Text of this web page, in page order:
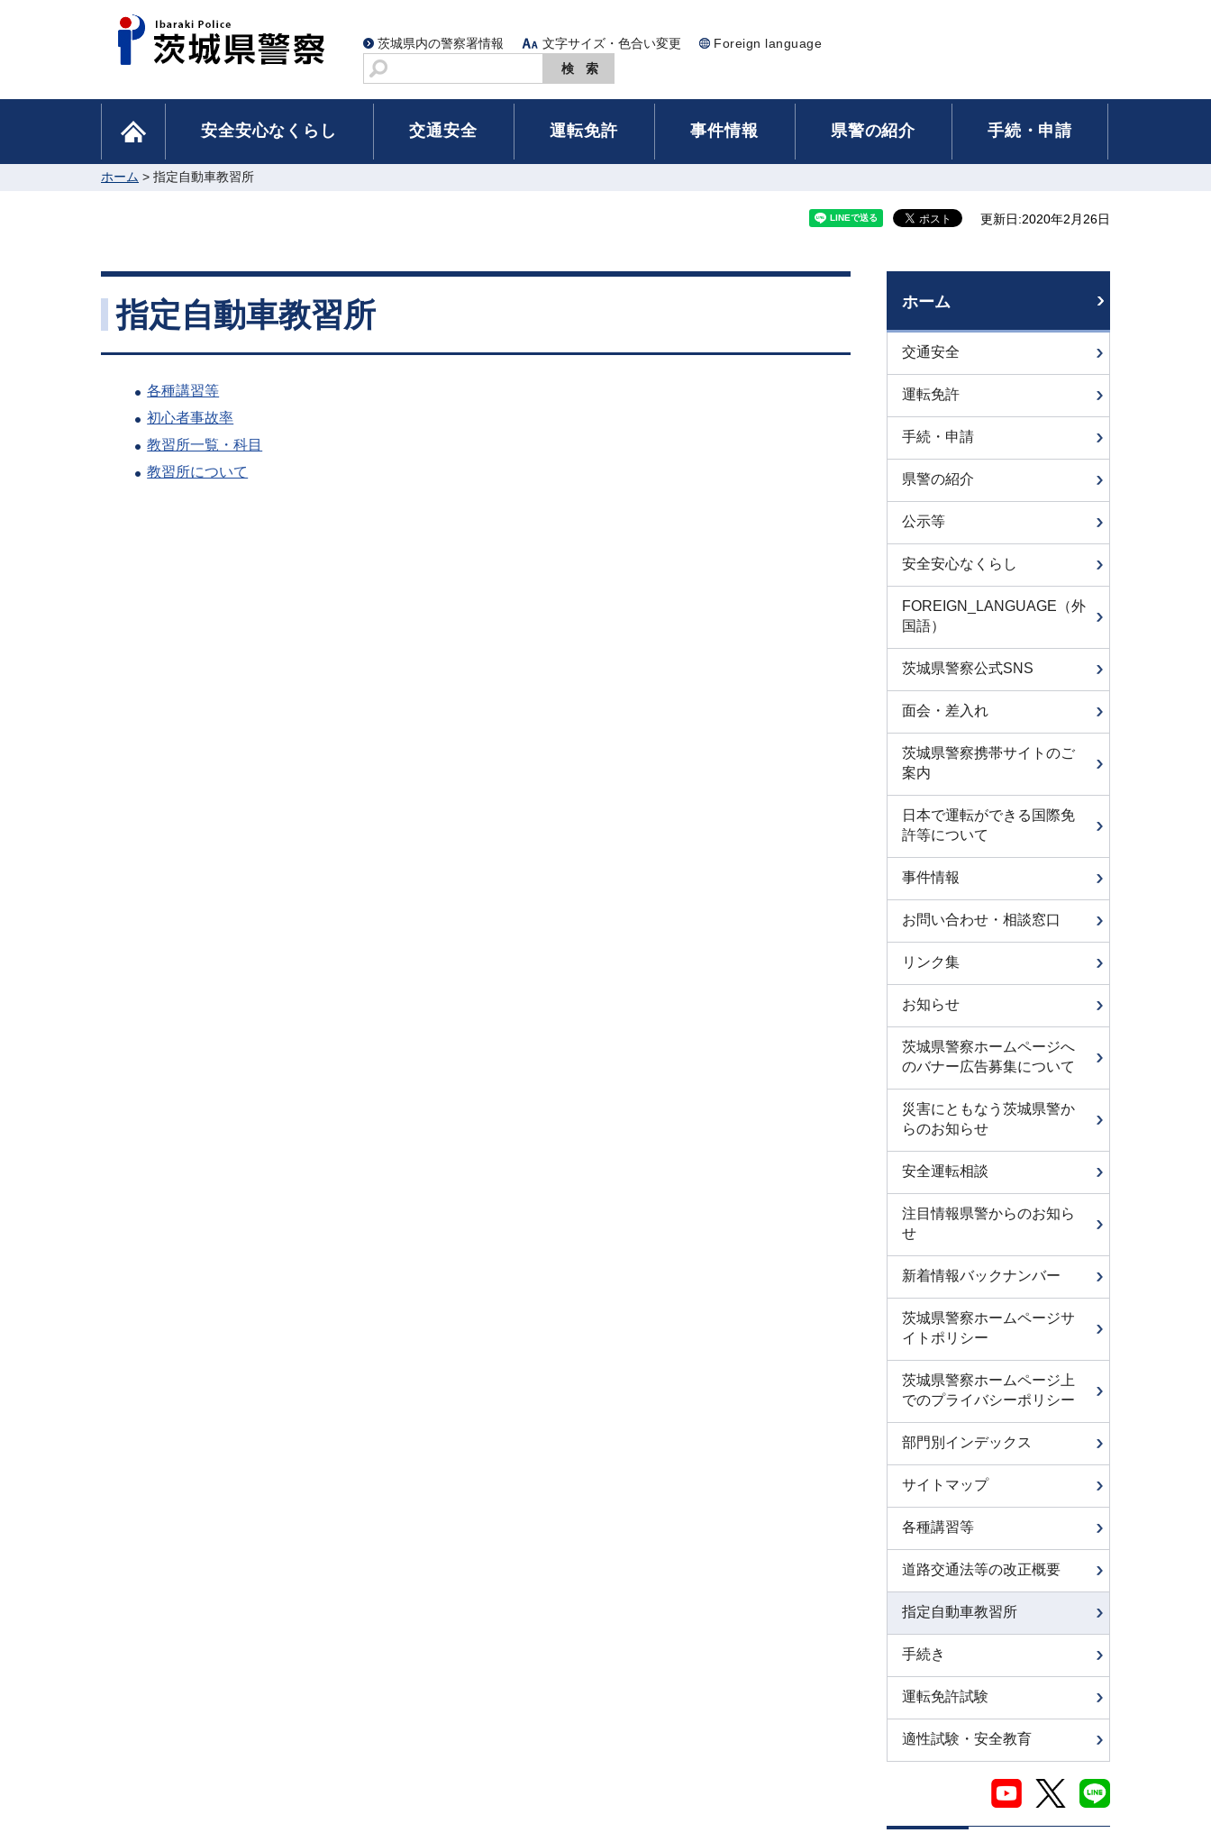
茨城県内の警察署情報 文字サイズ・色合い変更
Foreign language
サ
索
home 安全安心なくらし 交通安全 運転免許 事件情報 県警の紹介 手続・申請
ホーム > 指定自動車教習所
更新日:2020年2月26日
指定自動車教習所
各種講習等
初心者事故率
教習所一覧・科目
教習所について
ホーム
交通安全
運転免許
手続・申請
県警の紹介
公示等
安全安心なくらし
FOREIGN_LANGUAGE（外
国語）
茨城県警察公式SNS
面会・差入れ
茨城県警察携帯サイトのご
案内
日本で運転ができる国際免
許等について
事件情報
お問い合わせ・相談窓口
リンク集
お知らせ
茨城県警察ホームページへ
のバナー広告募集について
災害にともなう茨城県警か
らのお知らせ
安全運転相談
注目情報県警からのお知ら
せ
新着情報バックナンバー
茨城県警察ホームページサ
イトポリシー
茨城県警察ホームページ上
でのプライバシーポリシー
部門別インデックス
サイトマップ
各種講習等
道路交通法等の改正概要
指定自動車教習所
手続き
運転免許試験
適性試験・安全教育